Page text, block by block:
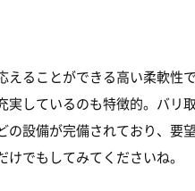
ることができる高い柔軟性
しているのも特徴的。バ
設備が完備されており、要
でもしてみてくださいね。